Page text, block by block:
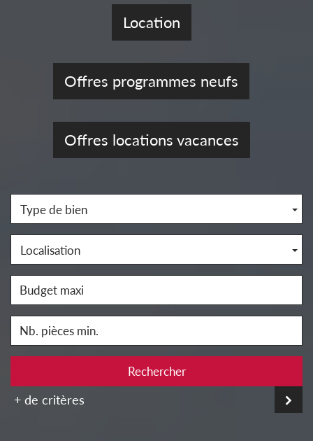
Location
Offres programmes neufs
Offres locations vacances
Type de bien
Localisation
Rechercher
+ de critères